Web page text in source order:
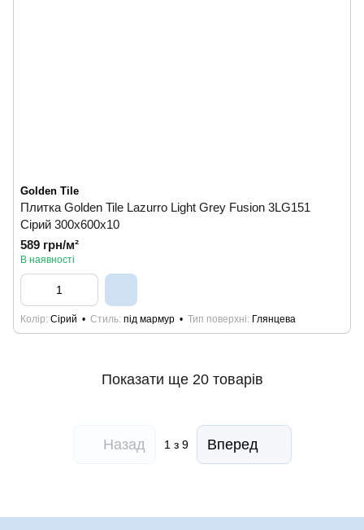
Golden Tile
Плитка Golden Tile Lazurro Light Grey Fusion 3LG151
Сірий 300x600x10
589 грн/м²
В наявності
Колір Сірий Стиль під мармур Тип поверхні Глянцева
Показати ще 20 товарів
Назад 1з 9 Вперед